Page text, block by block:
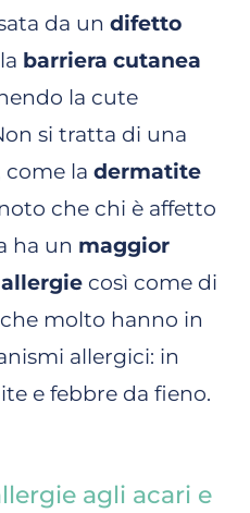
da un difetto
barriera cutanea
la cute
si tratta di una
come la dermatite
che chi è affetto
ha un maggior
così come di
molto hanno in
allergici: in
e febbre da fieno.
agli acari e